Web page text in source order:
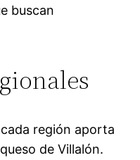
buscan
región aporta
de Villalón.